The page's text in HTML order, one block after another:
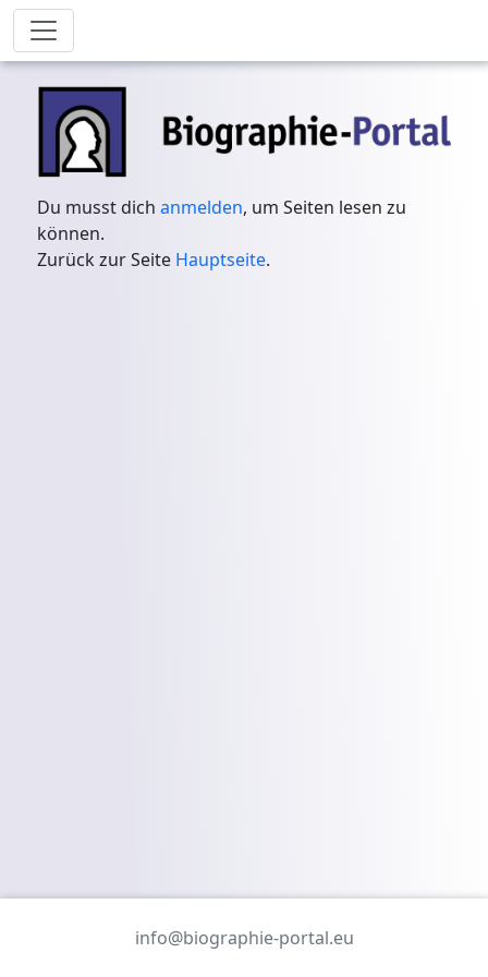
Du musst dichanmelden, um Seiten lesen zu
können.
Zurück zur Seite Hauptseite.
info@biographie-portal.eu